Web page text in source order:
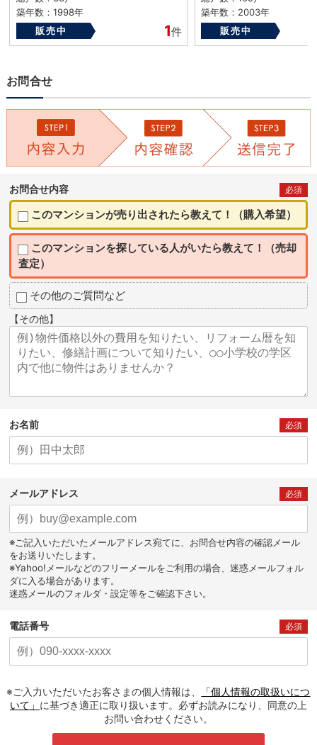
築年数：1998年
販売中
1件
築年数：2003年
販売中
お問合せ
お問合せ内容 必須
このマンションが売り出されたら教えて！（購入希望）
このマンションを探している人がいたら教えて！（売却
査定）
その他のご質問など
【その他】
お名前 必須
メールアドレス 必須
※ご記入いただいたメールアドレス宛てに、お問合せ内容の確認メール
をお送りいたします。
※Yahoo!メールなどのフリーメールをご利用の場合、迷惑メールフォル
ダに入る場合があります。
迷惑メールのフォルダ・設定等をご確認下さい。
電話番号 必須
※ご入力いただいたお客さまの個人情報は、
「個人情報の取扱いにつ
いて」 に基づき適正に取り扱います。必ずお読みになり、同意の上
お問い合わせください。